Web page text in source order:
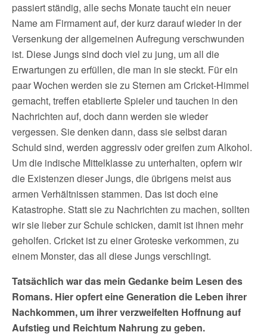
passiert ständig, alle sechs Monate taucht ein neuer
Name am Firmament auf, der kurz darauf wieder in der
Versenkung der allgemeinen Aufregung verschwunden
ist. Diese Jungs sind doch viel zu jung, um all die
Erwartungen zu erfüllen, die man in sie steckt. Für ein
paar Wochen werden sie zu Sternen am Cricket-Himmel
gemacht, treffen etablierte Spieler und tauchen in den
Nachrichten auf, doch dann werden sie wieder
vergessen. Sie denken dann, dass sie selbst daran
Schuld sind, werden aggressiv oder greifen zum Alkohol.
Um die indische Mittelklasse zu unterhalten, opfern wir
die Existenzen dieser Jungs, die übrigens meist aus
armen Verhältnissen stammen. Das ist doch eine
Katastrophe. Statt sie zu Nachrichten zu machen, sollten
wir sie lieber zur Schule schicken, damit ist ihnen mehr
geholfen. Cricket ist zu einer Groteske verkommen, zu
einem Monster, das all diese Jungs verschlingt.
Tatsächlich war das mein Gedanke beim Lesen des
Romans. Hier opfert eine Generation die Leben ihrer
Nachkommen, um ihrer verzweifelten Hoffnung auf
Aufstieg und Reichtum Nahrung zu geben.